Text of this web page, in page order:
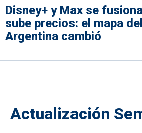
Disney+ y Max se
sube precios: el mapa
Argentina cambió
Actualización